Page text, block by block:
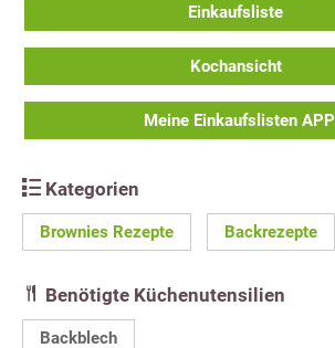
Einkaufsliste
Kochansicht
Meine Einkaufslisten APP
Kategorien
Brownies Rezepte Backrezepte
Benötigte Küchenutensilien
Backblech